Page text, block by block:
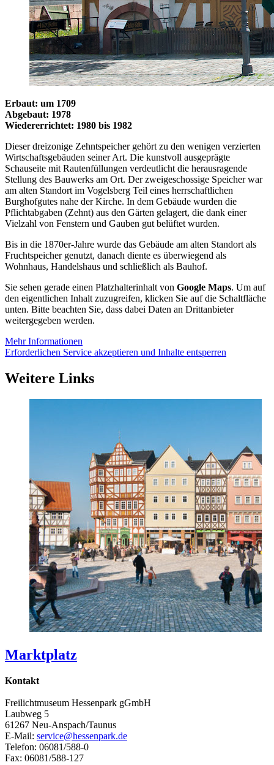
Erbaut: um 1709
Abgebaut: 1978
Wiedererrichtet: 1980 bis 1982
Dieser dreizonige Zehntspeicher gehört zu den wenigen verzierten
Wirtschaftsgebäuden seiner Art. Die kunstvoll ausgeprägte
Schauseite mit Rautenfüllungen verdeutlicht die herausragende
Stellung des Bauwerks am Ort. Der zweigeschossige Speicher war
am alten Standort im Vogelsberg Teil eines herrschaftlichen
Burghofgutes nahe der Kirche. In dem Gebäude wurden die
Pflichtabgaben (Zehnt) aus den Gärten gelagert, die dank einer
Vielzahl von Fenstern und Gauben gut belüftet wurden.
Bis in die 1870er-Jahre wurde das Gebäude am alten Standort als
Fruchtspeicher genutzt, danach diente es überwiegend als
Wohnhaus, Handelshaus und schließlich als Bauhof.
Sie sehen gerade einen Platzhalterinhalt von Google Maps. Um auf
den eigentlichen Inhalt zuzugreifen, klicken Sie auf die Schaltfläche
unten. Bitte beachten Sie, dass dabei Daten an Drittanbieter
weitergegeben werden.
Mehr Informationen
Erforderlichen Service akzeptieren und Inhalte entsperren
Weitere Links
Marktplatz
Kontakt
Freilichtmuseum Hessenpark gGmbH
Laubweg 5
61267 Neu-Anspach/Taunus
E-Mail: service@hessenpark.de
Telefon: 06081/588-0
Fax: 06081/588-127